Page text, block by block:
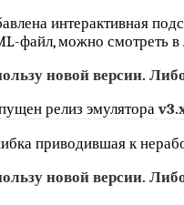
интерактивная
файл, можно смотреть
новой версии.
релиз эмулятора
приводившая к
новой версии.